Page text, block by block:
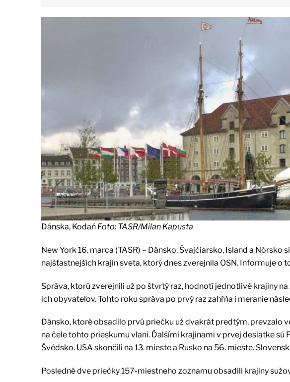
Dánska, Kodaň Foto: TASR/Milan Kapusta
New York 16. marca (TASR) – Dánsko, Švajčiarsko, Island a
najšťastnejších krajín sveta, ktorý dnes zverejnila OSN. Informuje o
Správa, ktorú zverejnili už po štvrtý raz, hodnotí jednotlivé krajiny
ich obyvateľov. Tohto roku správa po prvý raz zahŕňa i meranie
Dánsko, ktoré obsadilo prvú priečku už dvakrát predtým, prevzalo
na čele tohto prieskumu vlani. Ďalšími krajinami v prvej desiatke sú
Švédsko. USA skončili na 13. mieste a Rusko na 56. mieste.
Posledné dve priečky 157-miestneho zoznamu obsadili krajiny